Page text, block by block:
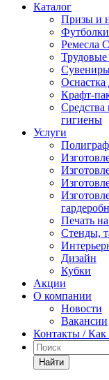
Каталог
Призы и
Ремесла
Оснастка
Крафт-
гигиены
Услуги
Печать
Стенды,
Дизайн
Кубки
Акции
О компании
Новости
Вакансии
Контакты / Как
Найти